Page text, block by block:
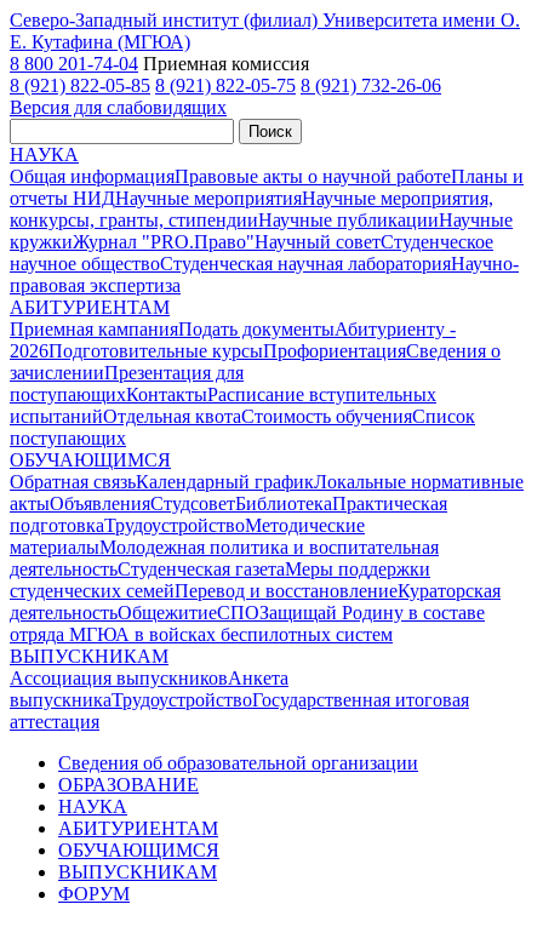
Северо-Западный институт (филиал) Университета имени О.
Е. Кутафина (МГЮА)
8 800 201-74-04 Приемная комиссия
8 (921) 822-05-85 8 (921) 822-05-75 8 (921) 732-26-06
Версия для слабовидящих
Поиск
НАУКА
Общая информацияПравовые акты о научной работеПланы и
отчеты НИДНаучные мероприятияНаучные мероприятия,
конкурсы, гранты, стипендииНаучные публикацииНаучные
кружкиЖурнал "PRO.Право"Научный советСтуденческое
научное обществоСтуденческая научная лабораторияНаучно-
правовая экспертиза
АБИТУРИЕНТАМ
Приемная кампанияПодать документыАбитуриенту -
2026Подготовительные курсыПрофориентацияСведения о
зачисленииПрезентация для
поступающихКонтактыРасписание вступительных
испытанийОтдельная квотаСтоимость обученияCписок
поступающих
ОБУЧАЮЩИМСЯ
Обратная связьКалендарный графикЛокальные нормативные
актыОбъявленияСтудсоветБиблиотекаПрактическая
подготовкаТрудоустройствоМетодические
материалыМолодежная политика и воспитательная
деятельностьСтуденческая газетаМеры поддержки
студенческих семейПеревод и восстановлениеКураторская
деятельностьОбщежитиеСПОЗащищай Родину в составе
отряда МГЮА в войсках беспилотных систем
ВЫПУСКНИКАМ
Ассоциация выпускниковАнкета
выпускникаТрудоустройствоГосударственная итоговая
аттестация
Сведения об образовательной организации
ОБРАЗОВАНИЕ
НАУКА
АБИТУРИЕНТАМ
ОБУЧАЮЩИМСЯ
ВЫПУСКНИКАМ
ФОРУМ